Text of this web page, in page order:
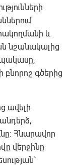
և
նշանակալից
պակասը,
բնորոշ գծերից
ավելի
Հնարավոր
վերջինը